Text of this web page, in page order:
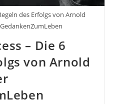
des Erfolgs von Arnold
– Die 6
von Arnold